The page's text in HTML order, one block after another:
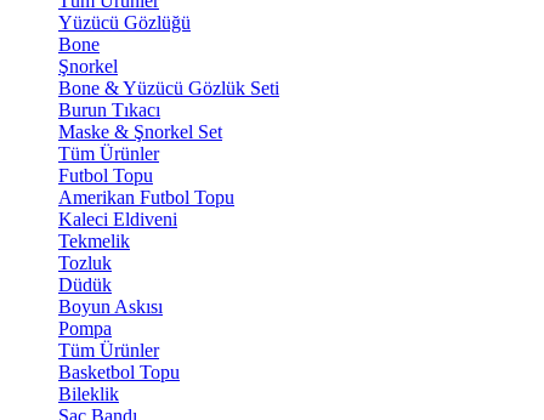
Yüzücü Gözlüğü
Bone
Şnorkel
Bone & Yüzücü Gözlük Seti
Burun Tıkacı
Maske & Şnorkel Set
Tüm Ürünler
Futbol Topu
Amerikan Futbol Topu
Kaleci Eldiveni
Tekmelik
Tozluk
Düdük
Boyun Askısı
Pompa
Tüm Ürünler
Basketbol Topu
Bileklik
Saç Bandı